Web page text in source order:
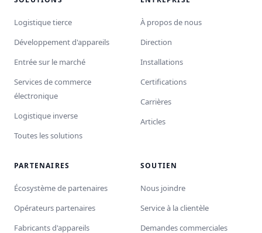
Logistique tierce
Développement d'appareils
Entrée sur le marché
Services de commerce
électronique
Logistique inverse
Toutes les solutions
À propos de nous
Direction
Installations
Certifications
Carrières
Articles
PARTENAIRES
Écosystème de partenaires
Opérateurs partenaires
Fabricants d'appareils
SOUTIEN
Nous joindre
Service à la clientèle
Demandes commerciales